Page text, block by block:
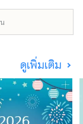
ดูเพิ่มเติม